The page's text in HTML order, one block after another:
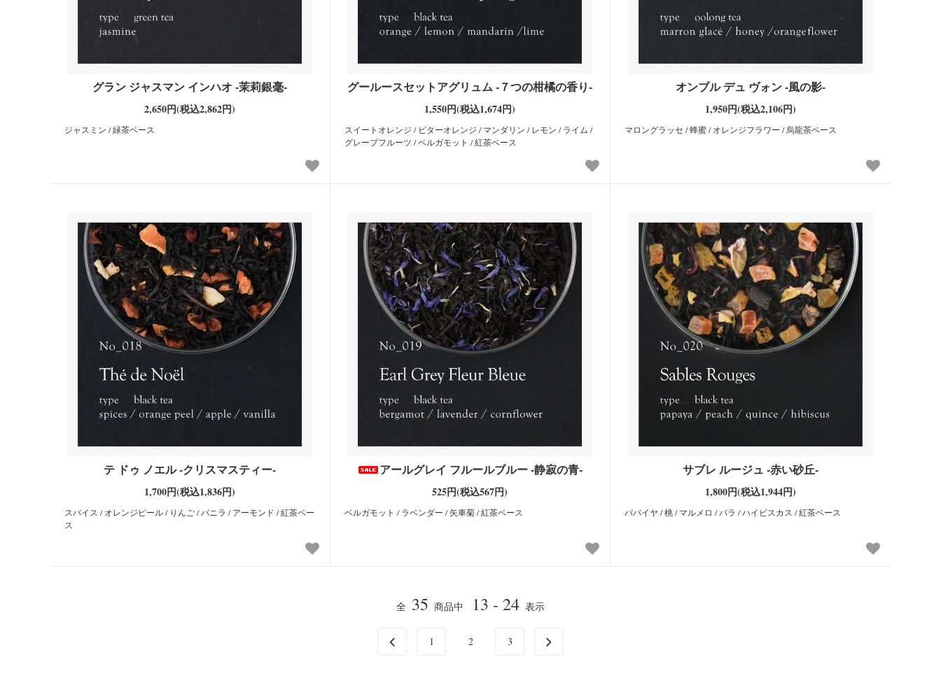
グラン ジャスマン インハオ -茉莉銀毫-
2,650円(税込2,862円)
ジャスミン / 緑茶ベース
グールースセットアグリュム -７つの柑橘の香り-
1,550円(税込1,674円)
スイートオレンジ / ビターオレンジ / マンダリン / レモン / ライム /
グレープフルーツ / ベルガモット / 紅茶ベース
オンブル デュ ヴォン -風の影-
1,950円(税込2,106円)
マロングラッセ / 蜂蜜 / オレンジフラワー / 烏龍茶ベース
テ ドゥ ノエル -クリスマスティー-
1,700円(税込1,836円)
スパイス / オレンジピール / りんご / バニラ / アーモンド / 紅茶ベー
ス
アールグレイ フルールブルー -静寂の青-
525円(税込567円)
ベルガモット / ラベンダー / 矢車菊 / 紅茶ベース
サブレ ルージュ -赤い砂丘-
1,800円(税込1,944円)
パパイヤ / 桃 / マルメロ / バラ / ハイビスカス / 紅茶ベース
全 35 商品中 13 - 24 表示
1 2 3